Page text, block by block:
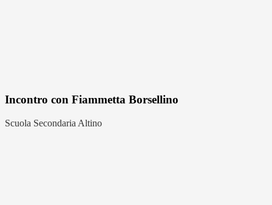
Incontro con Fiammetta Borsellino
Scuola Secondaria Altino